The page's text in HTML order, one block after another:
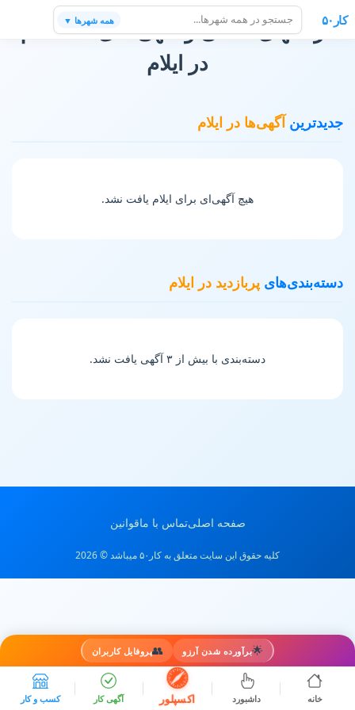
کار۵۰ همه شهرها ▼
🌟برآورده شدن آرزو 👥پروفایل کاربران
خانه داشبورد اکسپلور آگهی کار کسب و کار
فرصتهای شغلی و آگهی های استخدام
در ایلام
جدیدترینآگهی‌ها در ایلام
هیچ آگهی‌ای برای ایلام یافت نشد.
دسته‌بندی‌های پربازدید در ایلام
دسته‌بندی با بیش از ۳ آگهی یافت نشد.
صفحه اصلیتماس با ماقوانین
کلیه حقوق این سایت متعلق به کار۵۰ میباشد © 2026